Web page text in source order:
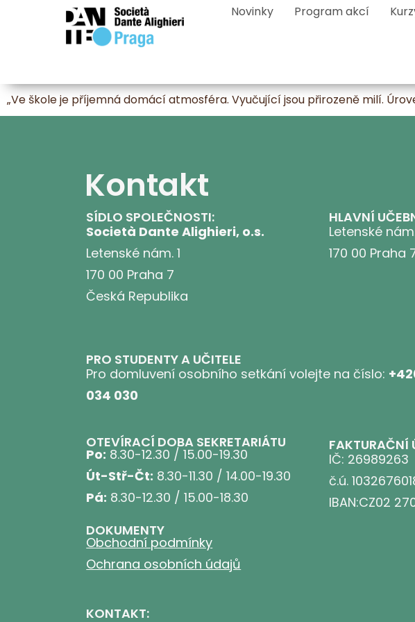
Novinky Program akcí
„Ve škole je příjemná domácí atmosféra. Vyučující jsou přirozeně milí.
Kontakt
SÍDLO SPOLEČNOSTI:
Società Dante Alighieri, o.s.
Letenské nám. 1
170 00 Praha 7
Česká Republika
HLAVNÍ
Letenské
170 00 Praha
PRO STUDENTY A UČITELE
Pro domluvení osobního setkání volejte na číslo:
034 030
OTEVÍRACÍ DOBA SEKRETARIÁTU
Po: 8.30-12.30 / 15.00-19.30
Út-Stř-Čt: 8.30-11.30 / 14.00-19.30
Pá: 8.30-12.30 / 15.00-18.30
DOKUMENTY
Obchodní podmínky
Ochrana osobních údajů
FAKTURAČNÍ
IČ: 26989263
č.ú.
IBAN:CZ02
KONTAKT: